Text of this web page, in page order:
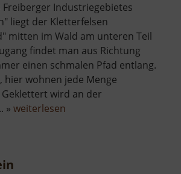
Freiberger Industriegebietes
liegt der Kletterfelsen
mitten im Wald am unteren Teil
findet man aus Richtung
einen schmalen Pfad entlang.
hier wohnen jede Menge
wird an der
» weiterlesen